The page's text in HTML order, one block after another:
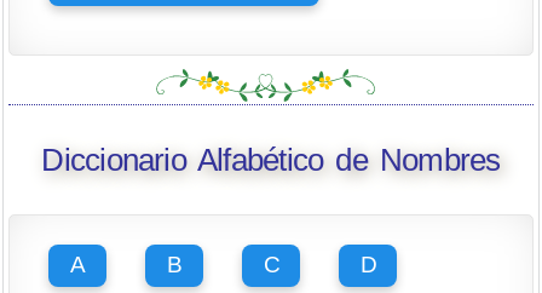
Diccionario Alfabético de Nombres
A B C D